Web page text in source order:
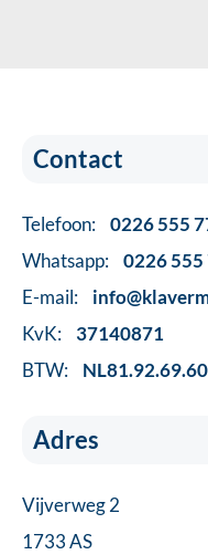
Contact
Telefoon:
0226 555
Whatsapp:
0226 555
E-mail:
KvK:
37140871
BTW:
Adres
Vijverweg 2
1733 AS